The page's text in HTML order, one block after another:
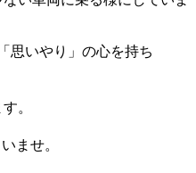
思いやり」の心を持ち
。
ませ。